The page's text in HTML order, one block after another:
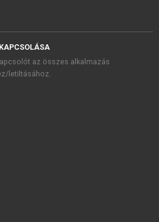
az összes alkalmazás
letiltásához.